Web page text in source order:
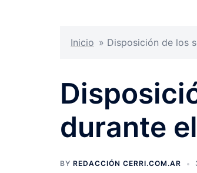
Inicio » Disposición de los
durante
BY REDACCIÓN CERRI.COM.AR